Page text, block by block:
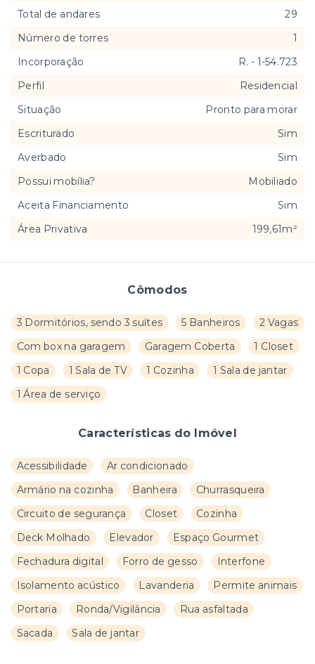
Cômodos
3 Dormitórios, sendo 3 suítes 5 Banheiros
2 Vagas
Com box na garagem
Garagem Coberta
1 Closet
1 Copa
1 Sala de TV 1 Cozinha
1 Sala de jantar
1 Área de serviço
Características do Imóvel
Acessibilidade
Ar condicionado
Armário na cozinha
Banheira
Churrasqueira
Circuito de segurança
Closet
Cozinha
Deck Molhado
Elevador
Espaço Gourmet
Fechadura digital
Forro de gesso
Interfone
Isolamento acústico
Lavanderia
Permite animais
Portaria
Ronda/Vigilância
Rua asfaltada
Sacada
Sala de jantar
Total de andares
29
Número de torres
1
Incorporação
R. - 1-54.723
Perfil
Residencial
Situação
Pronto para morar
Escriturado
Sim
Averbado
Sim
Possui mobília?
Mobiliado
Aceita Financiamento
Sim
Área Privativa
199,61m²